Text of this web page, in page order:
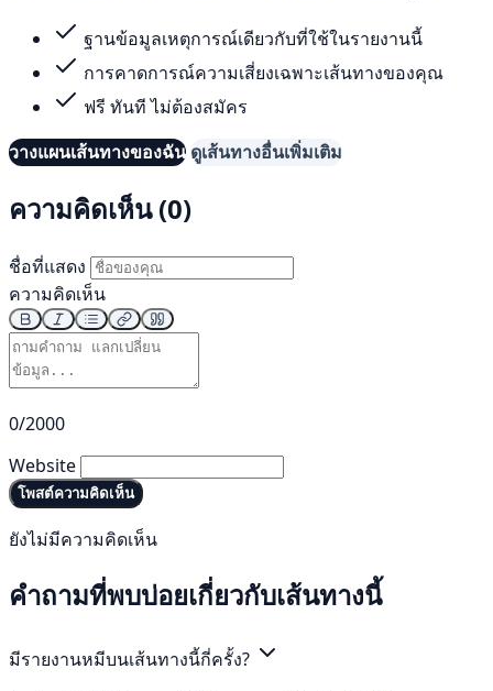
ฐานข้อมูลเหตุการณ์เดียวกับที่ใช้ในรายงานนี้
การคาดการณ์ความเสี่ยงเฉพาะเส้นทางของคุณ
ฟรี ทันที ไม่ต้องสมัคร
วางแผนเส้นทางของฉัน ดูเส้นทางอื่นเพิ่มเติม
ความคิดเห็น (0)
ชื่อที่แสดง
ความคิดเห็น
0/2000
Website
โพสต์ความคิดเห็น
ยังไม่มีความคิดเห็น
คำถามที่พบบ่อยเกี่ยวกับเส้นทางนี้
มีรายงานหมีบนเส้นทางนี้กี่ครั้ง?